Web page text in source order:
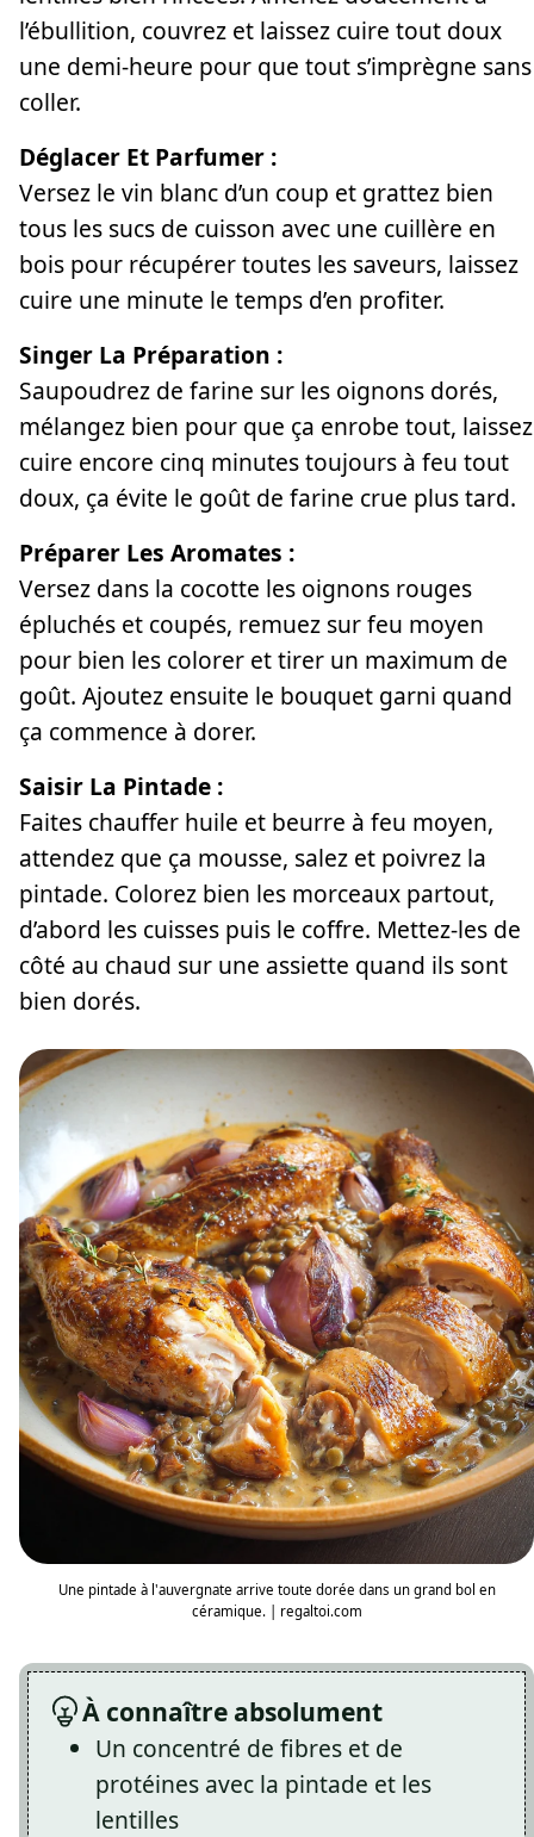
l’ébullition, couvrez et laissez cuire tout doux
une demi-heure pour que tout s’imprègne sans
coller.
Déglacer Et Parfumer :
Versez le vin blanc d’un coup et grattez bien
tous les sucs de cuisson avec une cuillère en
bois pour récupérer toutes les saveurs, laissez
cuire une minute le temps d’en profiter.
Singer La Préparation :
Saupoudrez de farine sur les oignons dorés,
mélangez bien pour que ça enrobe tout, laissez
cuire encore cinq minutes toujours à feu tout
doux, ça évite le goût de farine crue plus tard.
Préparer Les Aromates :
Versez dans la cocotte les oignons rouges
épluchés et coupés, remuez sur feu moyen
pour bien les colorer et tirer un maximum de
goût. Ajoutez ensuite le bouquet garni quand
ça commence à dorer.
Saisir La Pintade :
Faites chauffer huile et beurre à feu moyen,
attendez que ça mousse, salez et poivrez la
pintade. Colorez bien les morceaux partout,
d’abord les cuisses puis le coffre. Mettez-les de
côté au chaud sur une assiette quand ils sont
bien dorés.
Une pintade à l'auvergnate arrive toute dorée dans un grand bol en
céramique. | regaltoi.com
À connaître absolument
Un concentré de fibres et de
protéines avec la pintade et les
lentilles